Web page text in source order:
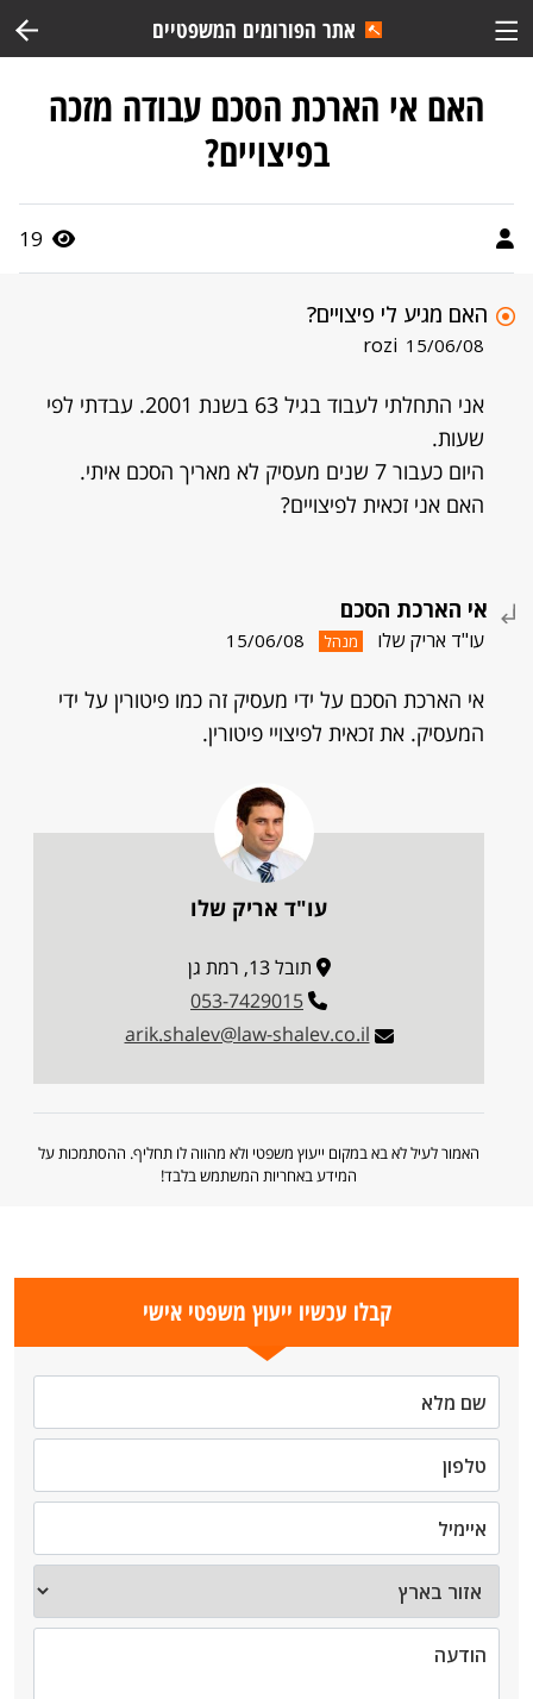
אתר הפורומים המשפטיים
האם אי הארכת הסכם עבודה מזכה
בפיצויים?
19
האם מגיע לי פיצויים?
rozi 15/06/08
אני התחלתי לעבוד בגיל 63 בשנת 2001. עבדתי לפי
שעות.
היום כעבור 7 שנים מעסיק לא מאריך הסכם איתי.
האם אני זכאית לפיצויים?
אי הארכת הסכם
עו"ד אריק שלו מנהל 15/06/08
אי הארכת הסכם על ידי מעסיק זה כמו פיטורין על ידי
המעסיק. את זכאית לפיצויי פיטורין.
עו"ד אריק שלו
תובל 13, רמת גן
053-7429015
arik.shalev@law-shalev.co.il
האמור לעיל לא בא במקום ייעוץ משפטי ולא מהווה לו תחליף. ההסתמכות על
המידע באחריות המשתמש בלבד!
קבלו עכשיו ייעוץ משפטי אישי